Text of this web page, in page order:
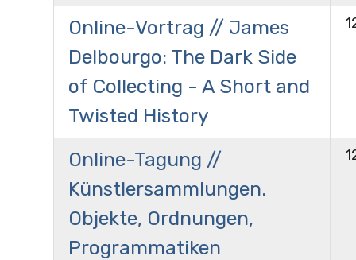
Online-Vortrag // James
Delbourgo: The Dark Side
of Collecting - A Short and
Twisted History
Online-Tagung //
Künstlersammlungen.
Objekte, Ordnungen,
Programmatiken